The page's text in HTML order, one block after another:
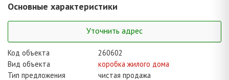
Основные характеристики
Уточнить адрес
Код объекта
260602
Вид объекта
коробка жилого дома
Тип предложения
чистая продажа